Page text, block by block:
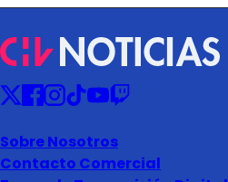
Sobre Nosotros
Contacto Comercial